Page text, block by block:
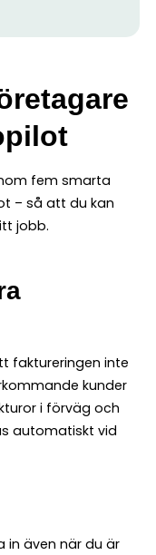
fem smarta
– så att du kan
jobb.
faktureringen inte
kunder
i förväg och
automatiskt vid
även när du är